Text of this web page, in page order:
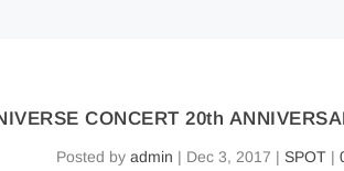
CONCERT 20th
Posted byadmin | Dec 3, 2017 | SPOT |